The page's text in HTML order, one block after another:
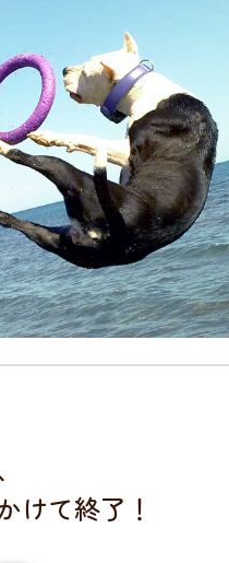
けて終了！